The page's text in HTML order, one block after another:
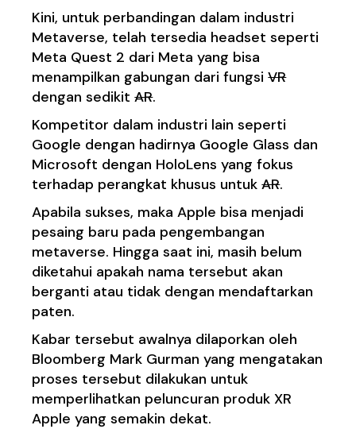
Kini, untuk perbandingan dalam industri
Metaverse, telah tersedia headset seperti
Meta Quest 2 dari Meta yang bisa
menampilkan gabungan dari fungsiVR
dengan sedikitAR.
Kompetitor dalam industri lain seperti
Google dengan hadirnya Google Glass dan
Microsoft dengan HoloLens yang fokus
terhadap perangkat khusus untukAR.
Apabila sukses, makaApple bisa menjadi
pesaing baru pada pengembangan
metaverse. Hingga saat ini, masih belum
diketahui apakah nama tersebut akan
berganti atau tidak dengan mendaftarkan
paten.
Kabar tersebut awalnya dilaporkan oleh
Bloomberg Mark Gurman yang mengatakan
proses tersebut dilakukan untuk
memperlihatkan peluncuran produk XR
Apple yang semakin dekat.